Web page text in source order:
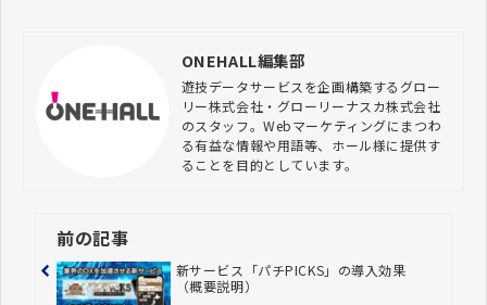
ONEHALL編集部
遊技データサービスを企画構築するグロー
リー株式会社・グローリーナスカ株式会社
のスタッフ。Webマーケティングにまつわ
る有益な情報や用語等、ホール様に提供す
ることを目的としています。
前の記事
新サービス「パチPICKS」の導入効果
（概要説明）